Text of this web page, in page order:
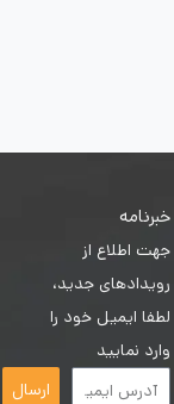
خبرنامه
جهت اطلاع از
رویدادهای جدید،
لطفا ایمیل خود را
وارد نمایید
ارسال